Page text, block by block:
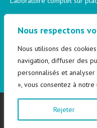
Nous respectons
Nous utilisons des
navigation, diffuser des
personnalisés et
», vous consentez à
Rejeter
SUIVEZ-NOUS
© 2026 Clinique Vétérinaire